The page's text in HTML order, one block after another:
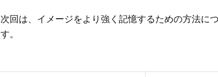
次回は、イメージをより強く記憶するための方法に
す。